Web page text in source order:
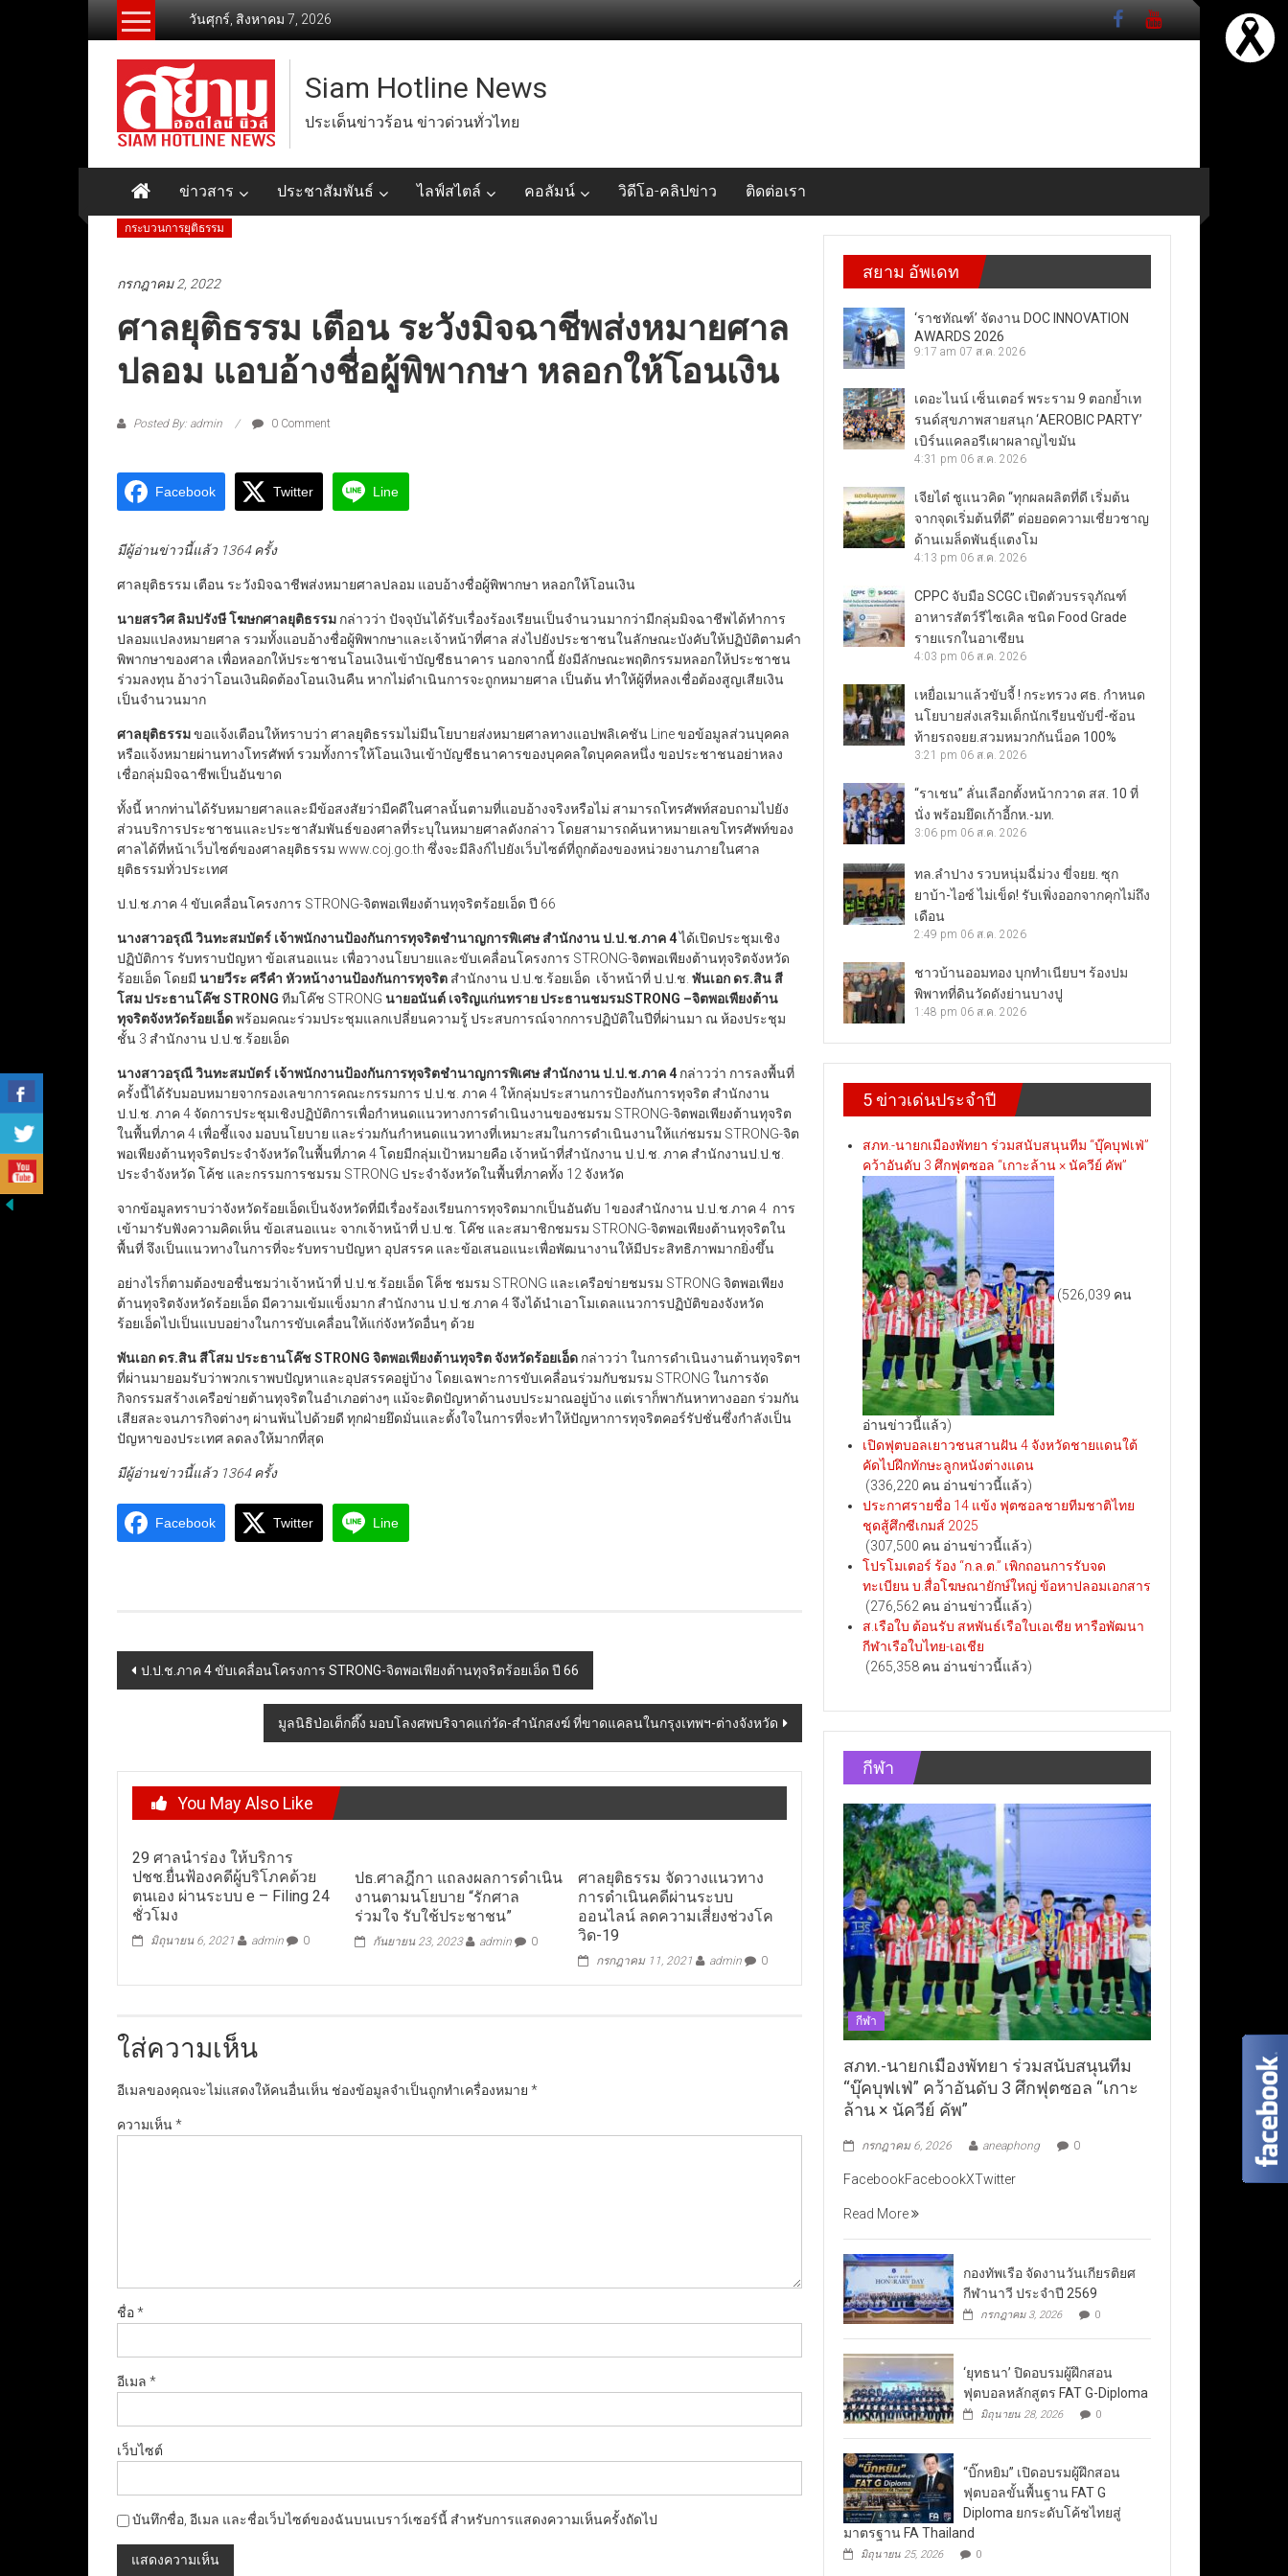
วันศุกร์, สิงหาคม 7, 2026
Siam Hotline News
ประเด็นข่าวร้อน ข่าวด่วนทั่วไทย
ข่าวสาร ประชาสัมพันธ์ ไลฟ์สไตล์ คอลัมน์ วิดีโอ-คลิปข่าว ติดต่อเรา
กระบวนการยุติธรรม
กรกฎาคม 2, 2022
ศาลยุติธรรม เตือน ระวังมิจฉาชีพส่งหมายศาล
ปลอม แอบอ้างชื่อผู้พิพากษา หลอกให้โอนเงิน
Posted By: admin 0 Comment
Facebook Twitter Line
มีผู้อ่านข่าวนี้แล้ว 1364 ครั้ง
ศาลยุติธรรม เตือน ระวังมิจฉาชีพส่งหมายศาลปลอม แอบอ้างชื่อผู้พิพากษา หลอกให้โอนเงิน
นายสรวิศ ลิมปรังษี โฆษกศาลยุติธรรม กล่าวว่า ปัจจุบันได้รับเรื่องร้องเรียนเป็นจำนวนมากว่ามีกลุ่มมิจฉาชีพได้ทำการ
ปลอมแปลงหมายศาล รวมทั้งแอบอ้างชื่อผู้พิพากษาและเจ้าหน้าที่ศาล ส่งไปยังประชาชนในลักษณะบังคับให้ปฏิบัติตามคำ
พิพากษาของศาล เพื่อหลอกให้ประชาชนโอนเงินเข้าบัญชีธนาคาร นอกจากนี้ ยังมีลักษณะพฤติกรรมหลอกให้ประชาชน
ร่วมลงทุน อ้างว่าโอนเงินผิดต้องโอนเงินคืน หากไม่ดำเนินการจะถูกหมายศาล เป็นต้น ทำให้ผู้ที่หลงเชื่อต้องสูญเสียเงิน
เป็นจำนวนมาก
ศาลยุติธรรมขอแจ้งเตือนให้ทราบว่า ศาลยุติธรรมไม่มีนโยบายส่งหมายศาลทางแอปพลิเคชัน Line ขอข้อมูลส่วนบุคคล
หรือแจ้งหมายผ่านทางโทรศัพท์ รวมทั้งการให้โอนเงินเข้าบัญชีธนาคารของบุคคลใดบุคคลหนึ่ง ขอประชาชนอย่าหลง
เชื่อกลุ่มมิจฉาชีพเป็นอันขาด
ทั้งนี้ หากท่านได้รับหมายศาลและมีข้อสงสัยว่ามีคดีในศาลนั้นตามที่แอบอ้างจริงหรือไม่ สามารถโทรศัพท์สอบถามไปยัง
ส่วนบริการประชาชนและประชาสัมพันธ์ของศาลที่ระบุในหมายศาลดังกล่าว โดยสามารถค้นหาหมายเลขโทรศัพท์ของ
ศาลได้ที่หน้าเว็บไซต์ของศาลยุติธรรม www.coj.go.th ซึ่งจะมีลิงก์ไปยังเว็บไซต์ที่ถูกต้องของหน่วยงานภายในศาล
ยุติธรรมทั่วประเทศ
ป.ป.ช.ภาค 4 ขับเคลื่อนโครงการ STRONG-จิตพอเพียงต้านทุจริตร้อยเอ็ด ปี 66
นางสาวอรุณี วินทะสมบัตร์ เจ้าพนักงานป้องกันการทุจริตชำนาญการพิเศษ สำนักงาน ป.ป.ช.ภาค 4ได้เปิดประชุมเชิง
ปฏิบัติการ รับทราบปัญหา ข้อเสนอแนะ เพื่อวางนโยบายและขับเคลื่อนโครงการ STRONG-จิตพอเพียงต้านทุจริตจังหวัด
ร้อยเอ็ด โดยมี นายวีระ ศรีคำ หัวหน้างานป้องกันการทุจริต สำนักงาน ป.ป.ช.ร้อยเอ็ด เจ้าหน้าที่ ป.ป.ช. พันเอก ดร.สิน สี
โสม ประธานโค๊ชSTRONG ทีมโค๊ช STRONG นายอนันต์ เจริญแก่นทราย ประธานชมรมSTRONG –จิตพอเพียงต้าน
ทุจริตจังหวัดร้อยเอ็ดพร้อมคณะร่วมประชุมแลกเปลี่ยนความรู้ ประสบการณ์จากการปฏิบัติในปีที่ผ่านมา ณ ห้องประชุม
ชั้น 3 สำนักงาน ป.ป.ช.ร้อยเอ็ด
นางสาวอรุณี วินทะสมบัตร์ เจ้าพนักงานป้องกันการทุจริตชำนาญการพิเศษ สำนักงาน ป.ป.ช.ภาค 4 กล่าวว่า การลงพื้นที่
ครั้งนี้ได้รับมอบหมายจากรองเลขาการคณะกรรมการ ป.ป.ช. ภาค 4 ให้กลุ่มประสานการป้องกันการทุจริต สำนักงาน
ป.ป.ช. ภาค 4 จัดการประชุมเชิงปฏิบัติการเพื่อกำหนดแนวทางการดำเนินงานของชมรม STRONG-จิตพอเพียงต้านทุจริต
ในพื้นที่ภาค 4 เพื่อชี้แจง มอบนโยบาย และร่วมกันกำหนดแนวทางที่เหมาะสมในการดำเนินงานให้แก่ชมรม STRONG-จิต
พอเพียงต้านทุจริตประจำจังหวัดในพื้นที่ภาค 4 โดยมีกลุ่มเป้าหมายคือ เจ้าหน้าที่สำนักงาน ป.ป.ช. ภาค สำนักงานป.ป.ช.
ประจำจังหวัด โค้ช และกรรมการชมรม STRONG ประจำจังหวัดในพื้นที่ภาคทั้ง 12 จังหวัด
จากข้อมูลทราบว่าจังหวัดร้อยเอ็ดเป็นจังหวัดที่มีเรื่องร้องเรียนการทุจริตมากเป็นอันดับ 1ของสำนักงาน ป.ป.ช.ภาค 4 การ
เข้ามารับฟังความคิดเห็น ข้อเสนอแนะ จากเจ้าหน้าที่ ป.ป.ช. โค๊ช และสมาชิกชมรม STRONG-จิตพอเพียงต้านทุจริตใน
พื้นที่ จึงเป็นแนวทางในการที่จะรับทราบปัญหา อุปสรรค และข้อเสนอแนะเพื่อพัฒนางานให้มีประสิทธิภาพมากยิ่งขึ้น
อย่างไรก็ตามต้องขอชื่นชมว่าเจ้าหน้าที่ ป.ป.ช.ร้อยเอ็ด โค็ช ชมรม STRONG และเครือข่ายชมรม STRONG จิตพอเพียง
ต้านทุจริตจังหวัดร้อยเอ็ด มีความเข้มแข็งมาก สำนักงาน ป.ป.ช.ภาค 4 จึงได้นำเอาโมเดลแนวการปฏิบัติของจังหวัด
ร้อยเอ็ดไปเป็นแบบอย่างในการขับเคลื่อนให้แก่จังหวัดอื่นๆ ด้วย
พันเอก ดร.สิน สีโสม ประธานโค๊ชSTRONG จิตพอเพียงต้านทุจริต จังหวัดร้อยเอ็ด กล่าวว่า ในการดำเนินงานต้านทุจริตฯ
ที่ผ่านมายอมรับว่าพวกเราพบปัญหาและอุปสรรคอยู่บ้าง โดยเฉพาะการขับเคลื่อนร่วมกับชมรม STRONG ในการจัด
กิจกรรมสร้างเครือข่ายต้านทุจริตในอำเภอต่างๆ แม้จะติดปัญหาด้านงบประมาณอยู่บ้าง แต่เราก็พากันหาทางออก ร่วมกัน
เสียสละจนภารกิจต่างๆ ผ่านพ้นไปด้วยดี ทุกฝ่ายยึดมั่นและตั้งใจในการที่จะทำให้ปัญหาการทุจริตคอร์รัปชั่นซึ่งกำลังเป็น
ปัญหาของประเทศ ลดลงให้มากที่สุด
มีผู้อ่านข่าวนี้แล้ว 1364 ครั้ง
Facebook Twitter Line
Post
ป.ป.ช.ภาค 4 ขับเคลื่อนโครงการ STRONG-จิตพอเพียงต้านทุจริตร้อยเอ็ด ปี 66
มูลนิธิป่อเต็กตึ๊ง มอบโลงศพบริจาคแก่วัด-สำนักสงฆ์ ที่ขาดแคลนในกรุงเทพฯ-ต่างจังหวัด
You May Also Like
29 ศาลนำร่อง ให้บริการ
ปชช.ยื่นฟ้องคดีผู้บริโภคด้วย
ตนเอง ผ่านระบบ e – Filing 24
ชั่วโมง
มิถุนายน 6, 2021 admin 0
ปธ.ศาลฎีกา แถลงผลการดำเนิน
งานตามนโยบาย “รักศาล
ร่วมใจ รับใช้ประชาชน”
กันยายน 23, 2023 admin 0
ศาลยุติธรรม จัดวางแนวทาง
การดำเนินคดีผ่านระบบ
ออนไลน์ ลดความเสี่ยงช่วงโค
วิด-19
กรกฎาคม 11, 2021 admin 0
ใส่ความเห็น
อีเมลของคุณจะไม่แสดงให้คนอื่นเห็น ช่องข้อมูลจำเป็นถูกทำเครื่องหมาย *
ความเห็น*
ชื่อ*
อีเมล *
เว็บไซต์
บันทึกชื่อ, อีเมล และชื่อเว็บไซต์ของฉันบนเบราว์เซอร์นี้ สำหรับการแสดงความเห็นครั้งถัดไป
สยาม อัพเดท
‘ราชทัณฑ์’ จัดงาน DOC INNOVATION
AWARDS 2026
9:17 am 07 ส.ค. 2026
เดอะไนน์ เซ็นเตอร์ พระราม 9 ตอกย้ำเท
รนด์สุขภาพสายสนุก ‘AEROBIC PARTY’
เบิร์นแคลอรีเผาผลาญไขมัน
4:31 pm 06 ส.ค. 2026
เจียไต๋ ชูแนวคิด “ทุกผลผลิตที่ดี เริ่มต้น
จากจุดเริ่มต้นที่ดี” ต่อยอดความเชี่ยวชาญ
ด้านเมล็ดพันธุ์แตงโม
4:13 pm 06 ส.ค. 2026
CPPC จับมือ SCGC เปิดตัวบรรจุภัณฑ์
อาหารสัตว์รีไซเคิล ชนิด Food Grade
รายแรกในอาเซียน
4:03 pm 06 ส.ค. 2026
เหยื่อเมาแล้วขับจี้ ! กระทรวง ศธ. กำหนด
นโยบายส่งเสริมเด็กนักเรียนขับขี่-ซ้อน
ท้ายรถจยย.สวมหมวกกันน็อค 100%
3:21 pm 06 ส.ค. 2026
“ราเชน” ลั่นเลือกตั้งหน้ากวาด สส. 10 ที่
นั่ง พร้อมยึดเก้าอี้กห.-มท.
3:06 pm 06 ส.ค. 2026
ทล.ลำปาง รวบหนุ่มฉี่ม่วง ขี่จยย. ซุก
ยาบ้า-ไอซ์ ไม่เข็ด! รับเพิ่งออกจากคุกไม่ถึง
เดือน
2:49 pm 06 ส.ค. 2026
ชาวบ้านออมทอง บุกทำเนียบฯ ร้องปม
พิพาทที่ดินวัดดังย่านบางปู
1:48 pm 06 ส.ค. 2026
5 ข่าวเด่นประจำปี
สภท.-นายกเมืองพัทยา ร่วมสนับสนุนทีม “บุ๊คบุฟเฟ่”
คว้าอันดับ 3 ศึกฟุตซอล “เกาะล้าน × นัควีย์ คัพ”
(526,039 คน
อ่านข่าวนี้แล้ว)
เปิดฟุตบอลเยาวชนสานฝัน 4 จังหวัดชายแดนใต้
คัดไปฝึกทักษะลูกหนังต่างแดน
(336,220 คน อ่านข่าวนี้แล้ว)
ประกาศรายชื่อ 14 แข้ง ฟุตซอลชายทีมชาติไทย
ชุดสู้ศึกซีเกมส์ 2025
(307,500 คน อ่านข่าวนี้แล้ว)
โปรโมเตอร์ ร้อง “ก.ล.ต.” เพิกถอนการรับจด
ทะเบียน บ.สื่อโฆษณายักษ์ใหญ่ ข้อหาปลอมเอกสาร
(276,562 คน อ่านข่าวนี้แล้ว)
ส.เรือใบ ต้อนรับ สหพันธ์เรือใบเอเชีย หารือพัฒนา
กีฬาเรือใบไทย-เอเชีย
(265,358 คน อ่านข่าวนี้แล้ว)
กีฬา
กีฬา
สภท.-นายกเมืองพัทยา ร่วมสนับสนุนทีม
“บุ๊คบุฟเฟ่” คว้าอันดับ 3 ศึกฟุตซอล “เกาะ
ล้าน × นัควีย์ คัพ”
กรกฎาคม 6, 2026 aneaphong 0
FacebookFacebookXTwitter
Read More
กองทัพเรือ จัดงานวันเกียรติยศ
กีฬานาวี ประจำปี 2569
กรกฎาคม 3, 2026 0
‘ยุทธนา’ ปิดอบรมผู้ฝึกสอน
ฟุตบอลหลักสูตร FAT G-Diploma
มิถุนายน 28, 2026 0
“บิ๊กหยิม” เปิดอบรมผู้ฝึกสอน
ฟุตบอลขั้นพื้นฐาน FAT G
Diploma ยกระดับโค้ชไทยสู่
มาตรฐาน FA Thailand
มิถุนายน 25, 2026 0